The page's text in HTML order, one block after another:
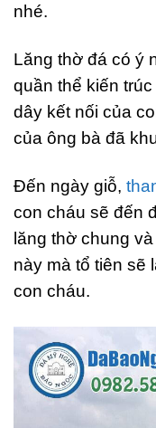
nhé.
Lăng thờ đá có ý
quần thể kiến
dây kết nối của
của ông bà đã
Đến ngày giỗ,
con cháu sẽ đến
lăng thờ chung và
này mà tổ tiên sẽ
con cháu.